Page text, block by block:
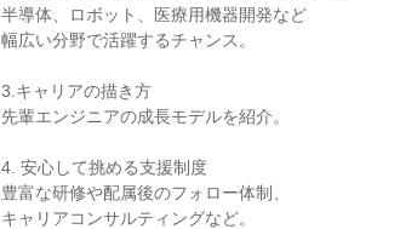
半導体、ロボット、医療用機器開発など
幅広い分野で活躍するチャンス。
3.キャリアの描き方
先輩エンジニアの成長モデルを紹介。
4. 安心して挑める支援制度
豊富な研修や配属後のフォロー体制、
キャリアコンサルティングなど。